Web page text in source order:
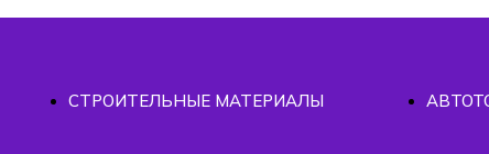
СТРОИТЕЛЬНЫЕ МАТЕРИАЛЫ